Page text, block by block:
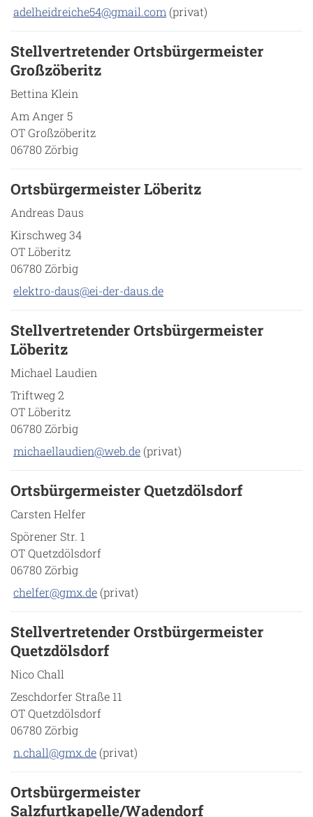
adelheidreiche54@gmail.com (privat)
Stellvertretender Ortsbürgermeister
Großzöberitz
Bettina Klein
Am Anger 5
OT Großzöberitz
06780 Zörbig
Ortsbürgermeister Löberitz
Andreas Daus
Kirschweg 34
OT Löberitz
06780 Zörbig
elektro-daus@ei-der-daus.de
Stellvertretender Ortsbürgermeister
Löberitz
Michael Laudien
Triftweg 2
OT Löberitz
06780 Zörbig
michaellaudien@web.de (privat)
Ortsbürgermeister Quetzdölsdorf
Carsten Helfer
Spörener Str. 1
OT Quetzdölsdorf
06780 Zörbig
chelfer@gmx.de (privat)
Stellvertretender Orstbürgermeister
Quetzdölsdorf
Nico Chall
Zeschdorfer Straße 11
OT Quetzdölsdorf
06780 Zörbig
n.chall@gmx.de (privat)
Ortsbürgermeister
Salzfurtkapelle/Wadendorf